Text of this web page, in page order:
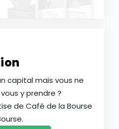
capital mais vous ne
y prendre ?
de Café de la Bourse